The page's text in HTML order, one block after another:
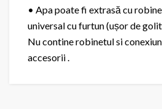
• Apa poate fi extrasă cu
universal cu furtun (ușor de
Nu contine robinetul si
accesorii .